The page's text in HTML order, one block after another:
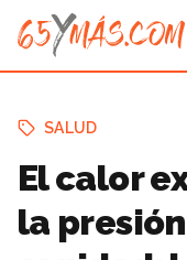
SALUD
El calor
la